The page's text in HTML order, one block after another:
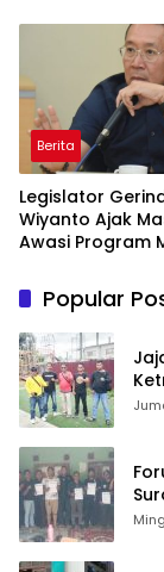
Masyarakat
Berita
Legislator
Wiyanto Ajak
Awasi Program
Sasaran
Popular